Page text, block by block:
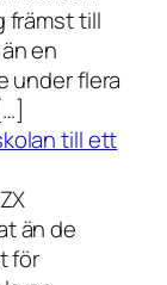
främst till
en
under flera
till ett
än de
för